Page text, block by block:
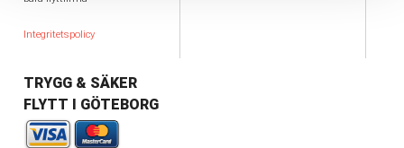
Integritetspolicy
TRYGG & SÄKER
FLYTT I GÖTEBORG